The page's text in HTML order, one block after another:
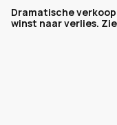
Dramatische
winst naar verlies.